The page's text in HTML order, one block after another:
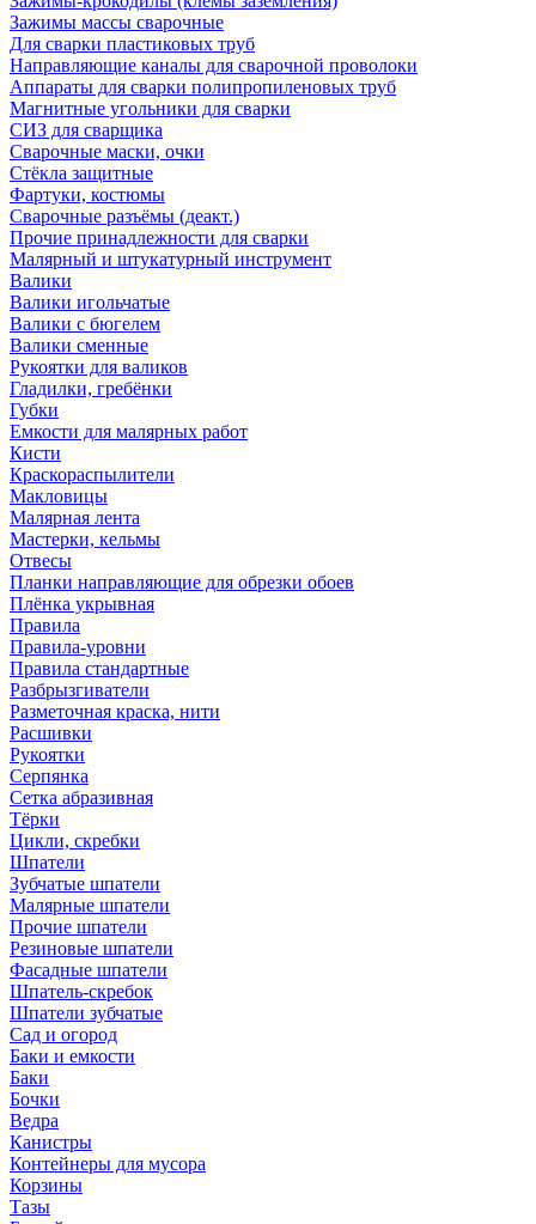
Зажимы массы сварочные
Для сварки пластиковых труб
Направляющие каналы для сварочной проволоки
Аппараты для сварки полипропиленовых труб
Магнитные угольники для сварки
СИЗ для сварщика
Сварочные маски, очки
Стёкла защитные
Фартуки, костюмы
Сварочные разъёмы (деакт.)
Прочие принадлежности для сварки
Малярный и штукатурный инструмент
Валики
Валики игольчатые
Валики с бюгелем
Валики сменные
Рукоятки для валиков
Гладилки, гребёнки
Губки
Емкости для малярных работ
Кисти
Краскораспылители
Макловицы
Малярная лента
Мастерки, кельмы
Отвесы
Планки направляющие для обрезки обоев
Плёнка укрывная
Правила
Правила-уровни
Правила стандартные
Разбрызгиватели
Разметочная краска, нити
Расшивки
Рукоятки
Серпянка
Сетка абразивная
Тёрки
Цикли, скребки
Шпатели
Зубчатые шпатели
Малярные шпатели
Прочие шпатели
Резиновые шпатели
Фасадные шпатели
Шпатель-скребок
Шпатели зубчатые
Сад и огород
Баки и емкости
Баки
Бочки
Ведра
Канистры
Контейнеры для мусора
Корзины
Тазы